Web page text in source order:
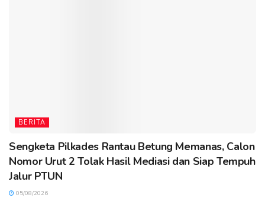
BERITA
Sengketa Pilkades Rantau Betung Memanas, Calon
Nomor Urut 2 Tolak Hasil Mediasi dan Siap Tempuh
Jalur PTUN
05/08/2026